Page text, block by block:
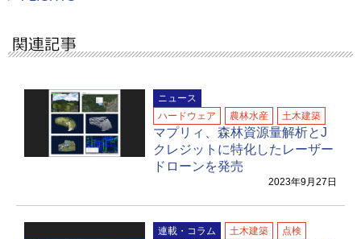
ニュース
ハードウェア
農林水産 土木建築
マプリィ、森林資源量解析とJ
クレジットに特化したレーザー
ドローンを発売
2023年9月27日
連載・コラム 土木建築 点検